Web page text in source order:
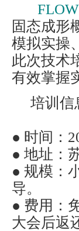
固态成形
模拟实操
此次技术
有效掌握
培训信
● 时间：
● 地址：
● 规模：
导。
● 费用：
大会后返